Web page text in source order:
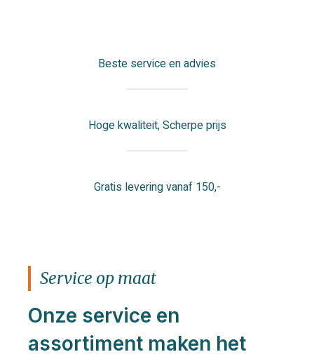
Beste service en advies
Hoge kwaliteit, Scherpe prijs
Gratis levering vanaf 150,-
Service op maat
Onze service en
assortiment maken het